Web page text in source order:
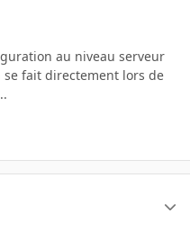
au niveau serveur
fait directement lors de